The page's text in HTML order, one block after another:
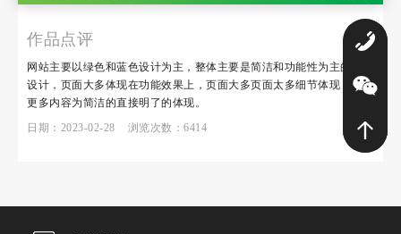
作品点评
网站主要以绿色和蓝色设计为主，整体主要是简洁和功能性为主的结合
设计，页面大多体现在功能效果上，页面大多页面太多细节体现，客户
更多内容为简洁的直接明了的体现。
日期：2023-02-28 浏览次数：6414